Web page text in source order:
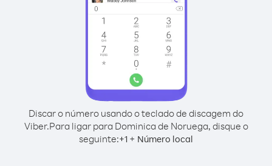
Discar o número usando o teclado de discagem do
Viber.Para ligar para Dominica de Noruega, disque o
seguinte:+1 + Número local